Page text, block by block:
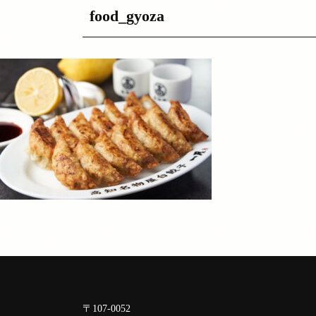
food_gyoza
〒107-0052